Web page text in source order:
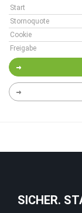
Start
Stornoquote
Cookie
Freigabe
SICHER.